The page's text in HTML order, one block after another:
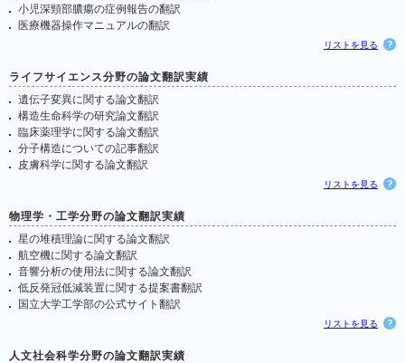
小児深頸部膿瘍の症例報告の翻訳
医療機器操作マニュアルの翻訳
リストを見る
ライフサイエンス分野の論文翻訳実績
遺伝子変異に関する論文翻訳
構造生命科学の研究論文翻訳
臨床薬理学に関する論文翻訳
分子構造についての記事翻訳
皮膚科学に関する論文翻訳
リストを見る
物理学・工学分野の論文翻訳実績
星の堆積理論に関する論文翻訳
航空機に関する論文翻訳
音響分析の使用法に関する論文翻訳
低反発冠低減装置に関する提案書翻訳
国立大学工学部の公式サイト翻訳
リストを見る
人文社会科学分野の論文翻訳実績